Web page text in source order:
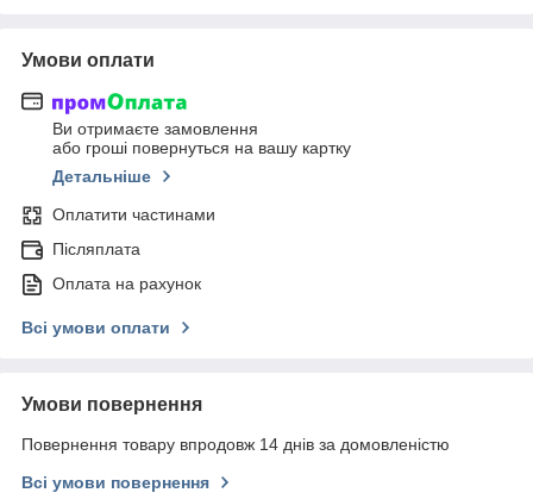
Умови оплати
Ви отримаєте замовлення
або гроші повернуться на вашу картку
Детальніше
Оплатити частинами
Післяплата
Оплата на рахунок
Всі умови оплати
Умови повернення
Повернення товару впродовж 14 днів за домовленістю
Всі умови повернення